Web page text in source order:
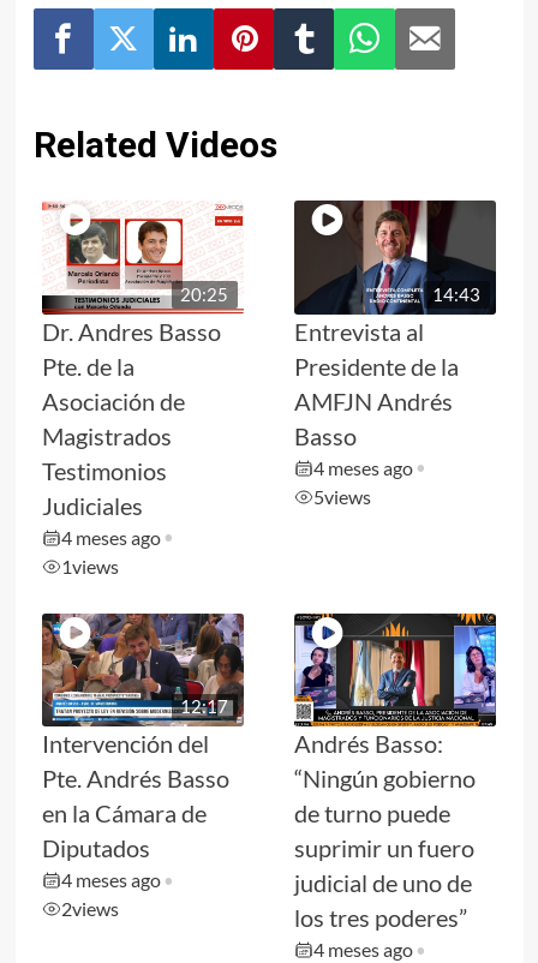
Related Videos
20:25
Dr. Andres Basso
Pte. de la
Asociación de
Magistrados
Testimonios
Judiciales
4 meses ago •
1views
14:43
Entrevista al
Presidente de la
AMFJN Andrés
Basso
4 meses ago •
5views
12:17
Intervención del
Pte. Andrés Basso
en la Cámara de
Diputados
4 meses ago •
2views
Andrés Basso:
“Ningún gobierno
de turno puede
suprimir un fuero
judicial de uno de
los tres poderes”
4 meses ago •